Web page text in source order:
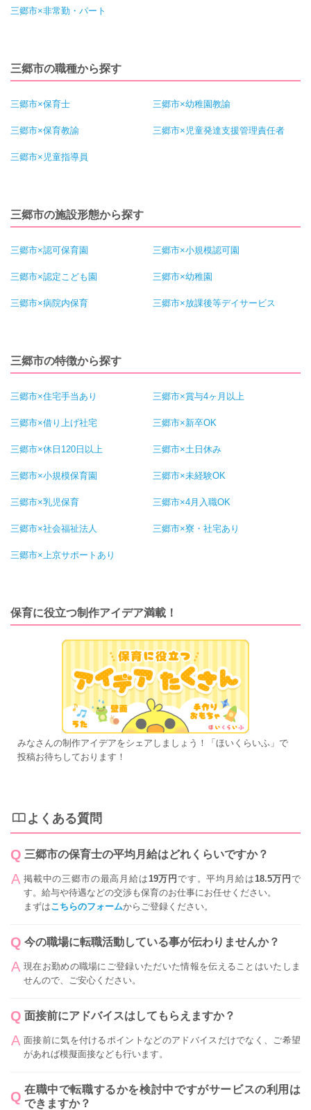
三郷市×非常勤・パート
三郷市の職種から探す
三郷市×保育士 三郷市×幼稚園教諭
三郷市×保育教諭 三郷市×児童発達支援管理責任者
三郷市×児童指導員
三郷市の施設形態から探す
三郷市×認可保育園 三郷市×小規模認可園
三郷市×認定こども園 三郷市×幼稚園
三郷市×病院内保育 三郷市×放課後等デイサービス
三郷市の特徴から探す
三郷市×住宅手当あり 三郷市×賞与4ヶ月以上
三郷市×借り上げ社宅 三郷市×新卒OK
三郷市×休日120日以上 三郷市×土日休み
三郷市×小規模保育園 三郷市×未経験OK
三郷市×乳児保育 三郷市×4月入職OK
三郷市×社会福祉法人 三郷市×寮・社宅あり
三郷市×上京サポートあり
保育に役立つ制作アイデア満載！
みなさんの制作アイデアをシェアしましょう！「ほいくらいふ」で
投稿お待ちしております！
よくある質問
三郷市の保育士の平均月給はどれくらいですか？
掲載中の三郷市の最高月給は19万円です。平均月給は18.5万円で
す。給与や待遇などの交渉も保育のお仕事にお任せください。
まずはこちらのフォームからご登録ください。
今の職場に転職活動している事が伝わりませんか？
現在お勤めの職場にご登録いただいた情報を伝えることはいたしま
せんので、ご安心ください。
面接前にアドバイスはしてもらえますか？
面接前に気を付けるポイントなどのアドバイスだけでなく、ご希望
があれば模擬面接なども行います。
在職中で転職するかを検討中ですがサービスの利用は
できますか？